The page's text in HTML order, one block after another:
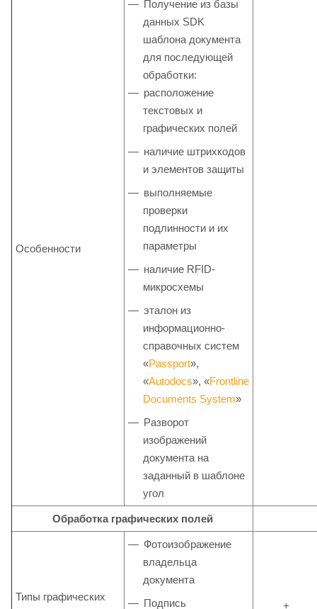
Особенности
Получение из базы
данных SDK
шаблона документа
для последующей
обработки:
расположение
текстовых и
графических полей
наличие штрихкодов
и элементов защиты
выполняемые
проверки
подлинности и их
параметры
наличие RFID-
микросхемы
эталон из
информационно-
справочных систем
«Passport»,
«Autodocs», «Frontline
Documents System»
Разворот
изображений
документа на
заданный в шаблоне
угол
Обработка графических полей
Типы графических
Фотоизображение
владельца
документа
Подпись
+